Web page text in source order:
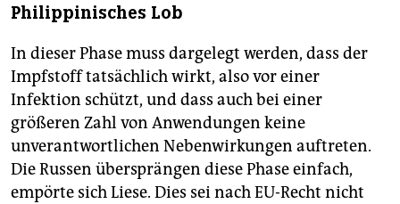
Philippinisches Lob
In dieser Phase muss dargelegt werden, dass der
Impfstoff tatsächlich wirkt, also vor einer
Infektion schützt, und dass auch bei einer
größeren Zahl von Anwendungen keine
unverantwortlichen Nebenwirkungen auftreten.
Die Russen übersprängen diese Phase einfach,
empörte sich Liese. Dies sei nach EU-Recht nicht